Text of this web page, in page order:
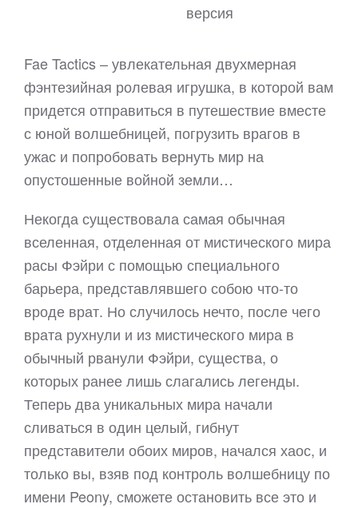
версия
Fae Tactics – увлекательная двухмерная
фэнтезийная ролевая игрушка, в которой вам
придется отправиться в путешествие вместе
с юной волшебницей, погрузить врагов в
ужас и попробовать вернуть мир на
опустошенные войной земли…
Некогда существовала самая обычная
вселенная, отделенная от мистического мира
расы Фэйри с помощью специального
барьера, представлявшего собою что-то
вроде врат. Но случилось нечто, после чего
врата рухнули и из мистического мира в
обычный рванули Фэйри, существа, о
которых ранее лишь слагались легенды.
Теперь два уникальных мира начали
сливаться в один целый, гибнут
представители обоих миров, начался хаос, и
только вы, взяв под контроль волшебницу по
имени Peony, сможете остановить все это и